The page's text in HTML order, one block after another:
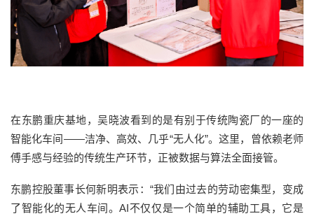
在东鹏重庆基地，吴晓波看到的是有别于传统陶瓷厂的一座的
智能化车间——洁净、高效、几乎“无人化”。这里，曾依赖老师
傅手感与经验的传统生产环节，正被数据与算法全面接管。
东鹏控股董事长何新明表示： “我们由过去的劳动密集型，变成
了智能化的无人车间。AI不仅仅是一个简单的辅助工具，它是